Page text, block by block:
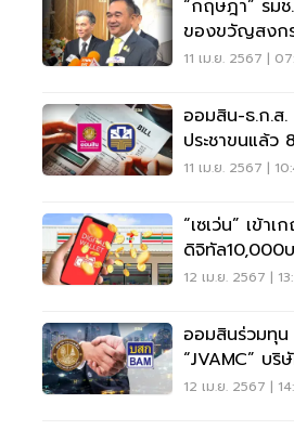
“กฤษฎา” รม
ของขวัญสงก
เปราะบาง
11 เม.ย. 2567 |
ออมสิน-ธ.ก.ส
ประชาขนแล้ว
11 เม.ย. 2567 |
“เซเว่น” เข้า
ดิจิทัล10,000
ค้าขนาดเล็ก
12 เม.ย. 2567 |
ออมสินร่วมทุ
“JVAMC” บริ
เม.ย.
12 เม.ย. 2567 |